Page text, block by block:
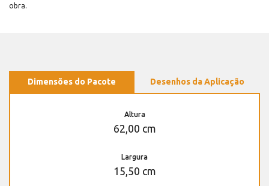
obra.
Dimensões do Pacote Desenhos da Aplicação
Altura
62,00 cm
Largura
15,50 cm